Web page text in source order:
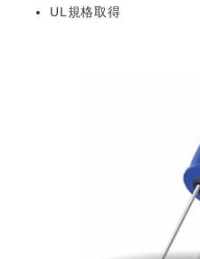
UL規格取得